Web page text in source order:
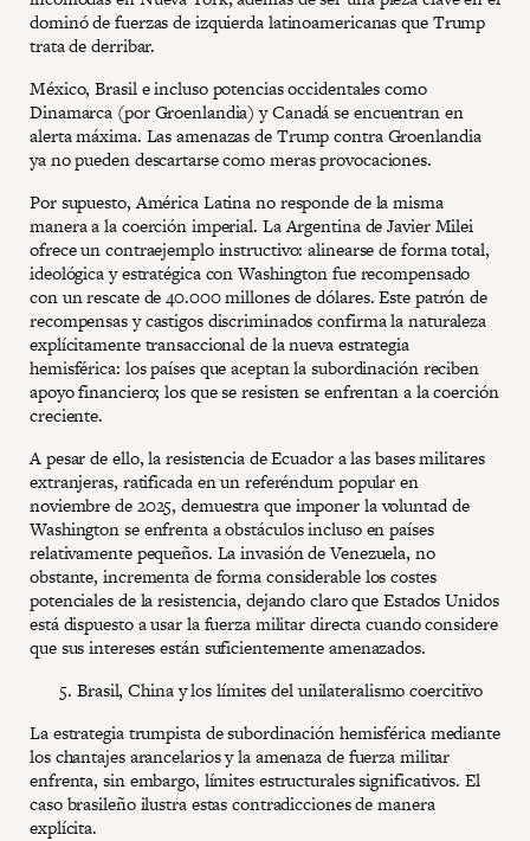
dominó de fuerzas de izquierda latinoamericanas que Trump
trata de derribar.
México, Brasil e incluso potencias occidentales como
Dinamarca (por Groenlandia) y Canadá se encuentran en
alerta máxima. Las amenazas de Trump contra Groenlandia
ya no pueden descartarse como meras provocaciones.
Por supuesto, América Latina no responde de la misma
manera a la coerción imperial. La Argentina de Javier Milei
ofrece un contraejemplo instructivo: alinearse de forma total,
ideológica y estratégica con Washington fue recompensado
con un rescate de 40.000 millones de dólares. Este patrón de
recompensas y castigos discriminados confirma la naturaleza
explícitamente transaccional de la nueva estrategia
hemisférica: los países que aceptan la subordinación reciben
apoyo financiero; los que se resisten se enfrentan a la coerción
creciente.
A pesar de ello, la resistencia de Ecuador a las bases militares
extranjeras, ratificada en un referéndum popular en
noviembre de 2025, demuestra que imponer la voluntad de
Washington se enfrenta a obstáculos incluso en países
relativamente pequeños. La invasión de Venezuela, no
obstante, incrementa de forma considerable los costes
potenciales de la resistencia, dejando claro que Estados Unidos
está dispuesto a usar la fuerza militar directa cuando considere
que sus intereses están suficientemente amenazados.
Brasil, China y los límites del unilateralismo coercitivo
La estrategia trumpista de subordinación hemisférica mediante
los chantajes arancelarios y la amenaza de fuerza militar
enfrenta, sin embargo, límites estructurales significativos. El
caso brasileño ilustra estas contradicciones de manera
explícita.